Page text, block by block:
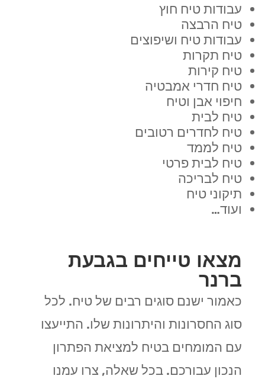
עבודות טיח חוץ
טיח הרבצה
עבודות טיח ושיפוצים
טיח תקרות
טיח קירות
טיח חדרי אמבטיה
חיפוי אבן וטיח
טיח לבית
טיח לחדרים רטובים
טיח לממד
טיח לבית פרטי
טיח לבריכה
תיקוני טיח
ועוד…
מצאו טייחים בגבעת
ברנר
כאמור ישנם סוגים רבים של טיח. לכל
סוג החסרונות והיתרונות שלו. התייעצו
עם המומחים בטיח למציאת הפתרון
הנכון עבורכם. בכל שאלה, צרו עמנו